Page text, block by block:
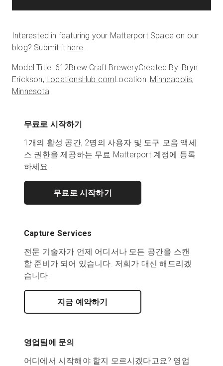
Interested in featuring your Matterport Space on our
blog? Submit it here.
Model Title: 612Brew Craft BreweryCreated By: Bryn
Erickson, LocationsHub.comLocation: Minneapolis,
Minnesota
무료로 시작하기
1개의 활성 공간, 2명의 사용자 및 도구 모음 액세
스 권한을 제공하는 무료 Matterport 계정에 등록
하세요.
무료로 시작하기
Capture Services
전문 기술자가 언제 어디서나 모든 공간을 스캔
할 준비가 되어 있습니다. 저희가 대신 해드리겠
습니다.
지금 예약하기
영업팀에 문의
어디에서 시작해야 할지 모르시겠다고요? 영업